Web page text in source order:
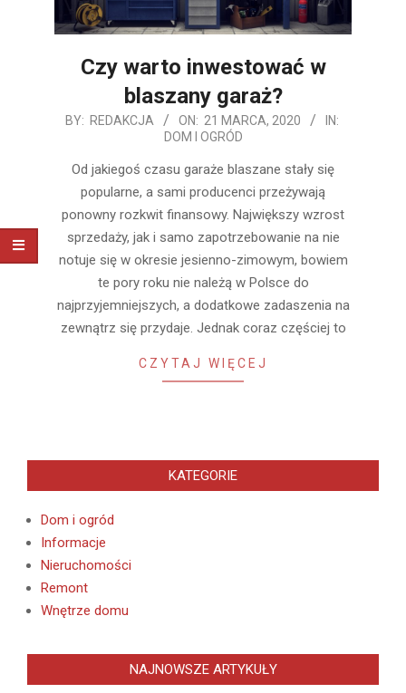
Czy warto inwestować w
blaszany garaż?
2020-
BY: REDAKCJA ON: 21 MARCA, 2020
IN:
DOM I OGRÓD
Od jakiegoś czasu garaże blaszane stały się
popularne, a sami producenci przeżywają
ponowny rozkwit finansowy. Największy wzrost
sprzedaży, jak i samo zapotrzebowanie na nie
notuje się w okresie jesienno-zimowym, bowiem
te pory roku nie należą w Polsce do
najprzyjemniejszych, a dodatkowe zadaszenia na
zewnątrz się przydaje. Jednak coraz częściej to
CZYTAJ WIĘCEJ
KATEGORIE
Dom i ogród
Informacje
Nieruchomości
Remont
Wnętrze domu
NAJNOWSZE ARTYKUŁY